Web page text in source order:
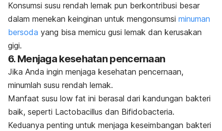
Konsumsi susu rendah lemak pun berkontribusi besar
dalam menekan keinginan untuk mengonsumsi minuman
bersoda yang bisa memicu gusi lemak dan kerusakan
gigi.
6. Menjaga kesehatan pencernaan
Jika Anda ingin menjaga kesehatan pencernaan,
minumlah susu rendah lemak.
Manfaat susu low fat ini berasal dari kandungan bakteri
baik, seperti Lactobacillus dan Bifidobacteria.
Keduanya penting untuk menjaga keseimbangan bakteri